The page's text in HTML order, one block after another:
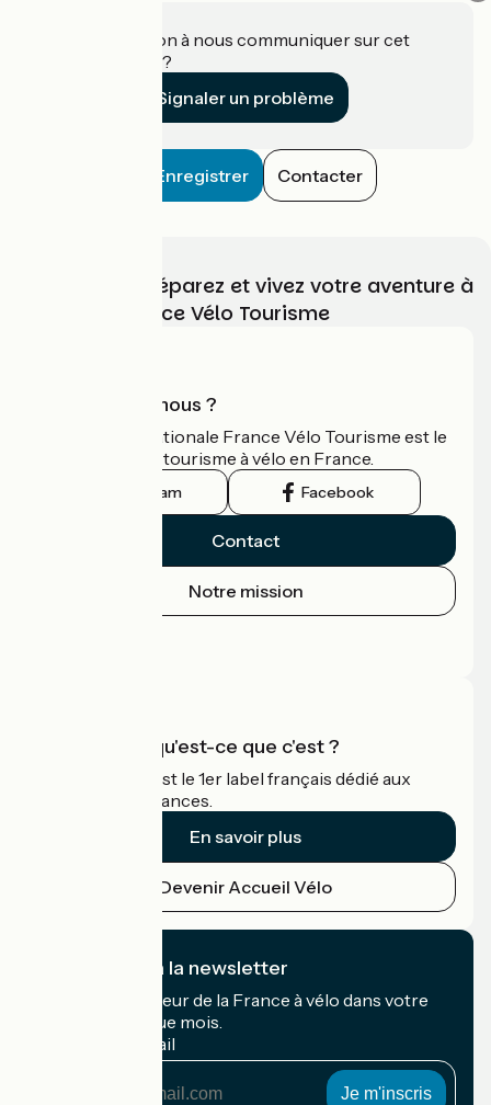
Une information à nous communiquer sur cet
établissement ?
Signaler un problème
Enregistrer Contacter
Choisissez, préparez et vivez votre aventure à
vélo avec France Vélo Tourisme
Qui sommes-nous ?
L'association nationale France Vélo Tourisme est le
guide officiel du tourisme à vélo en France.
Instagram Facebook
Contact
Notre mission
Accueil Vélo qu'est-ce que c'est ?
Accueil Vélo c'est le 1er label français dédié aux
cyclistes en vacances.
En savoir plus
Devenir Accueil Vélo
Je m'abonne à la newsletter
Recevez le meilleur de la France à vélo dans votre
boîte mail chaque mois.
Mon adresse mail